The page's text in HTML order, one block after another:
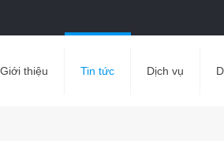
Giới thiệu Tin tức Dịch vụ